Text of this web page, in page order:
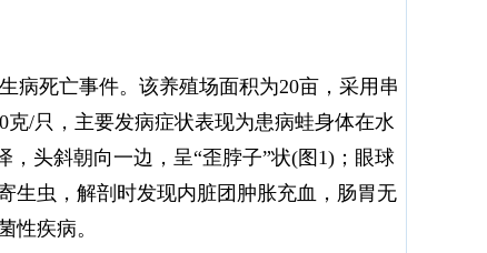
病死亡事件。该养殖场面积为20亩，采用串
/只，主要发病症状表现为患病蛙身体在水
头斜朝向一边，呈“歪脖子”状(图1)；眼球
生虫，解剖时发现内脏团肿胀充血，肠胃无
性疾病。